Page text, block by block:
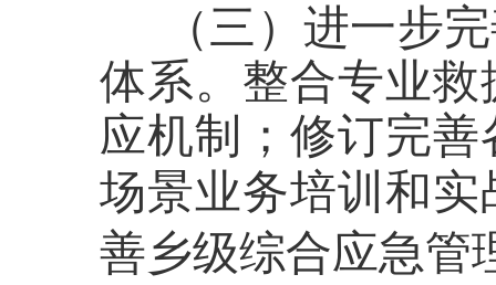
（三）进一步
体系。 整合专业救
应机制；修订完
场景业务培训和
善乡级综合应急管